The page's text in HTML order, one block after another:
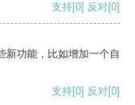
支持[0] 反对[0]
新功能，比如增加一个自
支持[0] 反对[0]